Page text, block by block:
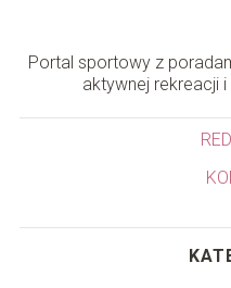
Portal sportowy z
aktywnej rekreacji